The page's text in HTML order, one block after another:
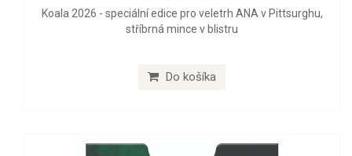
Koala 2026 - speciální edice pro veletrh ANA v Pittsurghu,
stříbrná mince v blistru
Do košíka